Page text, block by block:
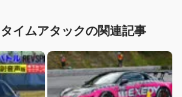
イムアタックの関連記事